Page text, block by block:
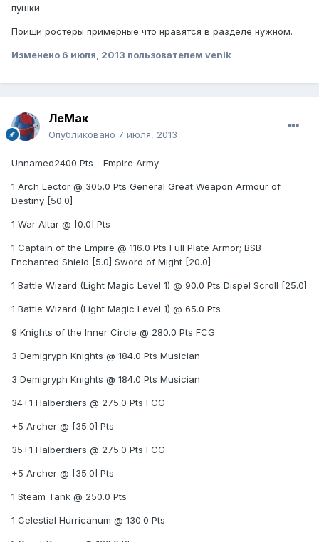
пушки.
Поищи ростеры примерные что нравятся в разделе нужном.
Изменено 6 июля, 2013 пользователем venik
ЛеМак
Опубликовано 7 июля, 2013
Unnamed2400 Pts - Empire Army
1 Arch Lector @ 305.0 Pts General Great Weapon Armour of
Destiny [50.0]
1 War Altar @ [0.0] Pts
1 Captain of the Empire @ 116.0 Pts Full Plate Armor; BSB
Enchanted Shield [5.0] Sword of Might [20.0]
1 Battle Wizard (Light Magic Level 1) @ 90.0 Pts Dispel Scroll [25.0]
1 Battle Wizard (Light Magic Level 1) @ 65.0 Pts
9 Knights of the Inner Circle @ 280.0 Pts FCG
3 Demigryph Knights @ 184.0 Pts Musician
3 Demigryph Knights @ 184.0 Pts Musician
34+1 Halberdiers @ 275.0 Pts FCG
+5 Archer @ [35.0] Pts
35+1 Halberdiers @ 275.0 Pts FCG
+5 Archer @ [35.0] Pts
1 Steam Tank @ 250.0 Pts
1 Celestial Hurricanum @ 130.0 Pts